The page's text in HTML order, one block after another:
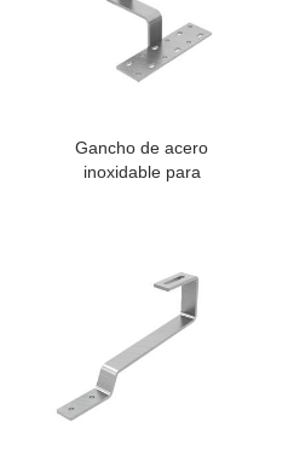
Gancho de acero
inoxidable para